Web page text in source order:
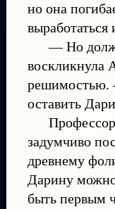
но она
— Но
воскликнула
оставить
задумчиво
древнему
Дарину
быть первым